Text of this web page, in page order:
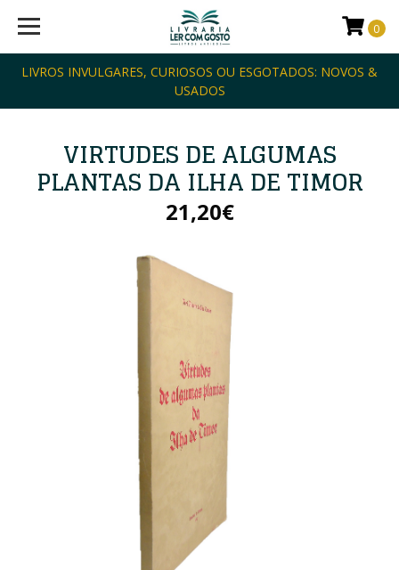
LIVROS INVULGARES, CURIOSOS OU ESGOTADOS: NOVOS &
USADOS
0
VIRTUDES DE ALGUMAS
PLANTAS DA ILHA DE TIMOR
21,20€